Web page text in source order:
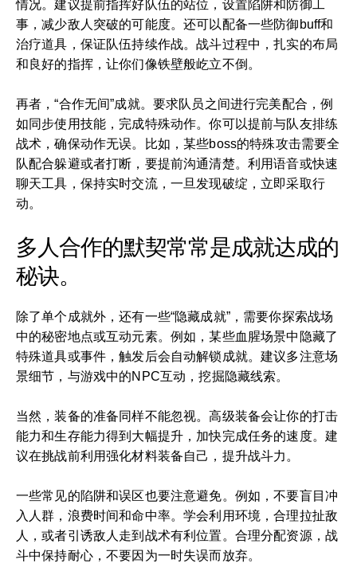
情况。建议提前指挥好队伍的站位，设置陷阱和防御工
事，减少敌人突破的可能度。还可以配备一些防御buff和
治疗道具，保证队伍持续作战。战斗过程中，扎实的布局
和良好的指挥，让你们像铁壁般屹立不倒。
再者，“合作无间”成就。要求队员之间进行完美配合，例
如同步使用技能，完成特殊动作。你可以提前与队友排练
战术，确保动作无误。比如，某些boss的特殊攻击需要全
队配合躲避或者打断，要提前沟通清楚。利用语音或快速
聊天工具，保持实时交流，一旦发现破绽，立即采取行
动。
多人合作的默契常常是成就达成的
秘诀。
除了单个成就外，还有一些“隐藏成就”，需要你探索战场
中的秘密地点或互动元素。例如，某些血腥场景中隐藏了
特殊道具或事件，触发后会自动解锁成就。建议多注意场
景细节，与游戏中的NPC互动，挖掘隐藏线索。
当然，装备的准备同样不能忽视。高级装备会让你的打击
能力和生存能力得到大幅提升，加快完成任务的速度。建
议在挑战前利用强化材料装备自己，提升战斗力。
一些常见的陷阱和误区也要注意避免。例如，不要盲目冲
入人群，浪费时间和命中率。学会利用环境，合理拉扯敌
人，或者引诱敌人走到战术有利位置。合理分配资源，战
斗中保持耐心，不要因为一时失误而放弃。